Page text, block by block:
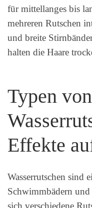
für mittellanges bis
mehreren Rutschen
und breite
halten die Haare
Typen von
Effekte
Wasserrutschen sind
Schwimmbädern
sich verschiedene